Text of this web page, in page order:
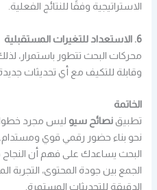
الاستراتيجية وفقًا للنتائج الفعلية.
6. الاستعداد للتغيرات المستقبلية
محركات البحث تتطور باستمرار،
وقابلة للتكيف مع أي تحديثات
الخاتمة
تطبيقنصائح سيو ليس مجرد
نحو بناء حضور رقمي قوي
البحث يساعدك على فهم أن النجاح
الجمع بين جودة المحتوى، التجربة
الدقيقة للتحديثات المستمرة.